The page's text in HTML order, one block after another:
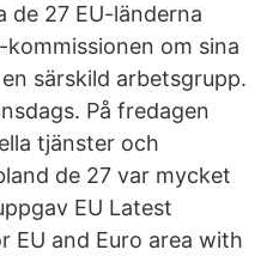
de 27 EU-länderna
kommissionen om sina
särskild arbetsgrupp.
På fredagen
tjänster och
de 27 var mycket
EU Latest
EU and Euro area with